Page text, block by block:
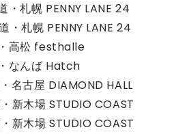
・札幌 PENNY LANE 24
・札幌 PENNY LANE 24
高松 festhalle
なんば Hatch
名古屋 DIAMOND HALL
新木場 STUDIO COAST
新木場 STUDIO COAST